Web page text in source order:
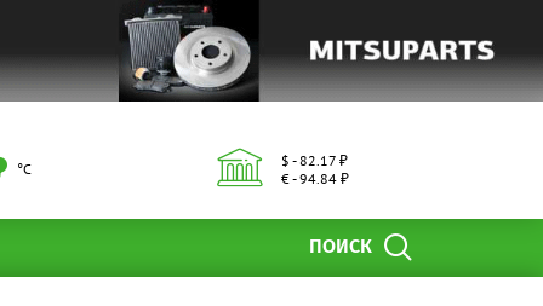
°С
$ - 82.17 ₽
€ - 94.84 ₽
ПОИСК